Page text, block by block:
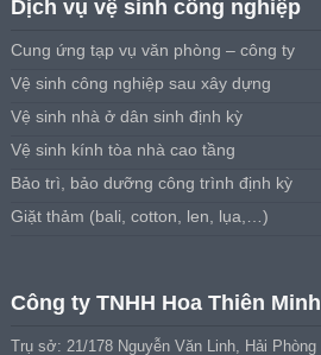
Dịch vụ vệ sinh công nghiệp
Cung ứng tạp vụ văn phòng – công ty
Vệ sinh công nghiệp sau xây dựng
Vệ sinh nhà ở dân sinh định kỳ
Vệ sinh kính tòa nhà cao tầng
Bảo trì, bảo dưỡng công trình định kỳ
Giặt thảm (bali, cotton, len, lụa,…)
Công ty TNHH Hoa Thiên Minh
Trụ sở: 21/178 Nguyễn Văn Linh, Hải Phòng